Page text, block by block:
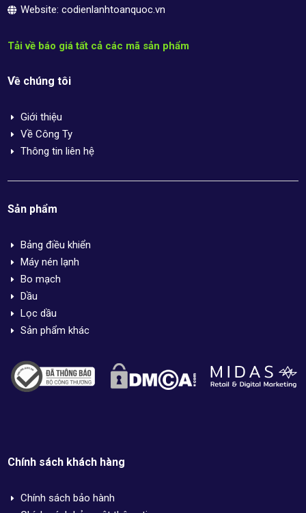
 Website: codienlanhtoanquoc.vn
Tải về báo giá tất cả các mã sản phẩm
Về chúng tôi
E Giới thiệu
E Về Công Ty
E Thông tin liên hệ
Sản phẩm
E Bảng điều khiển
E Máy nén lạnh
E Bo mạch
E Dầu
E Lọc dầu
E Sản phẩm khác
Chính sách khách hàng
E Chính sách bảo hành